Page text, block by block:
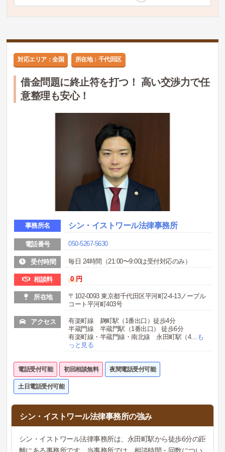
対応エリア：全国 所在地：千代田区
借金問題に終止符を打つ！ 高い交渉力で任
意整理も安心！
事務所名 シン・イストワール法律事務所
電話番号 050-5267-5630
受付時間 毎日 24時間（21:00〜9:00は受付対応のみ）
相談料 0 円
所在地
〒102-0093 東京都千代田区平河町2-4-13ノーブル
コート平河町403号
アクセス
有楽町線 麹町駅（1番出口）徒歩4分
半蔵門線 半蔵門駅（1番出口） 徒歩6分
有楽町線・半蔵門線・南北線 永田町駅（4… も
っと見る
電話受付可能 初回相談無料 夜間電話受付可能
土日電話受付可能
シン・イストワール法律事務所の強み
シン・イストワール法律事務所は、永田町駅から徒歩6分の距